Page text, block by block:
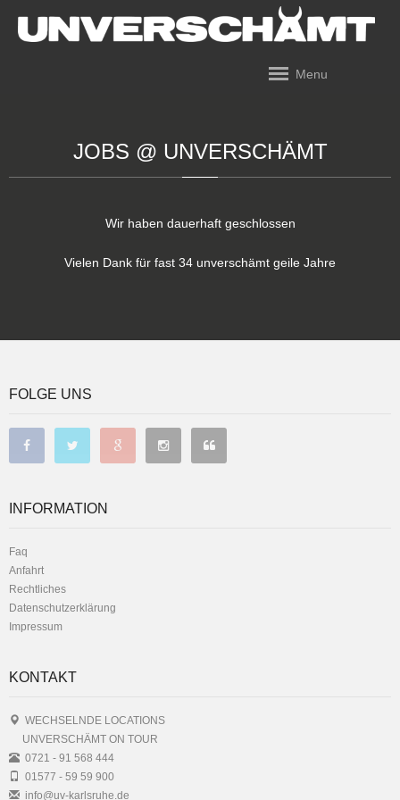
Menu
JOBS @ UNVERSCHÄMT
Wir haben dauerhaft geschlossen
Vielen Dank für fast 34 unverschämt geile Jahre
FOLGE UNS
INFORMATION
Faq
Anfahrt
Rechtliches
Datenschutzerklärung
Impressum
KONTAKT
WECHSELNDE LOCATIONS
UNVERSCHÄMT ON TOUR
0721 - 91 568 444
01577 - 59 59 900
info@uv-karlsruhe.de